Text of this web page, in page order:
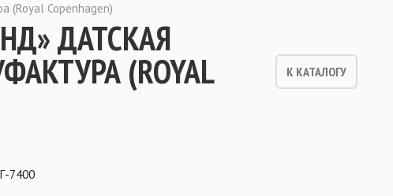
(Royal Copenhagen)
ДАТСКАЯ
(ROYAL К КАТАЛОГУ
7400